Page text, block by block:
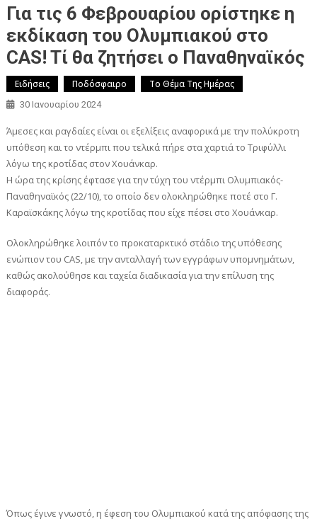
Για τις 6 Φεβρουαρίου ορίστηκε η
εκδίκαση του Ολυμπιακού στο
CAS! Tί θα ζητήσει ο Παναθηναϊκός
Ειδήσεις Ποδόσφαιρο Το Θέμα Της Ημέρας
30 Ιανουαρίου 2024
Άμεσες και ραγδαίες είναι οι εξελίξεις αναφορικά με την πολύκροτη
υπόθεση και το ντέρμπι που τελικά πήρε στα χαρτιά το Τριφύλλι
λόγω της κροτίδας στον Χουάνκαρ.
Η ώρα της κρίσης έφτασε για την τύχη του ντέρμπι Ολυμπιακός-
Παναθηναϊκός (22/10), το οποίο δεν ολοκληρώθηκε ποτέ στο Γ.
Καραϊσκάκης λόγω της κροτίδας που είχε πέσει στο Χουάνκαρ.
Ολοκληρώθηκε λοιπόν το προκαταρκτικό στάδιο της υπόθεσης
ενώπιον του CAS, με την ανταλλαγή των εγγράφων υπομνημάτων,
καθώς ακολούθησε και ταχεία διαδικασία για την επίλυση της
διαφοράς.
Όπως έγινε γνωστό, η έφεση του Ολυμπιακού κατά της απόφασης της